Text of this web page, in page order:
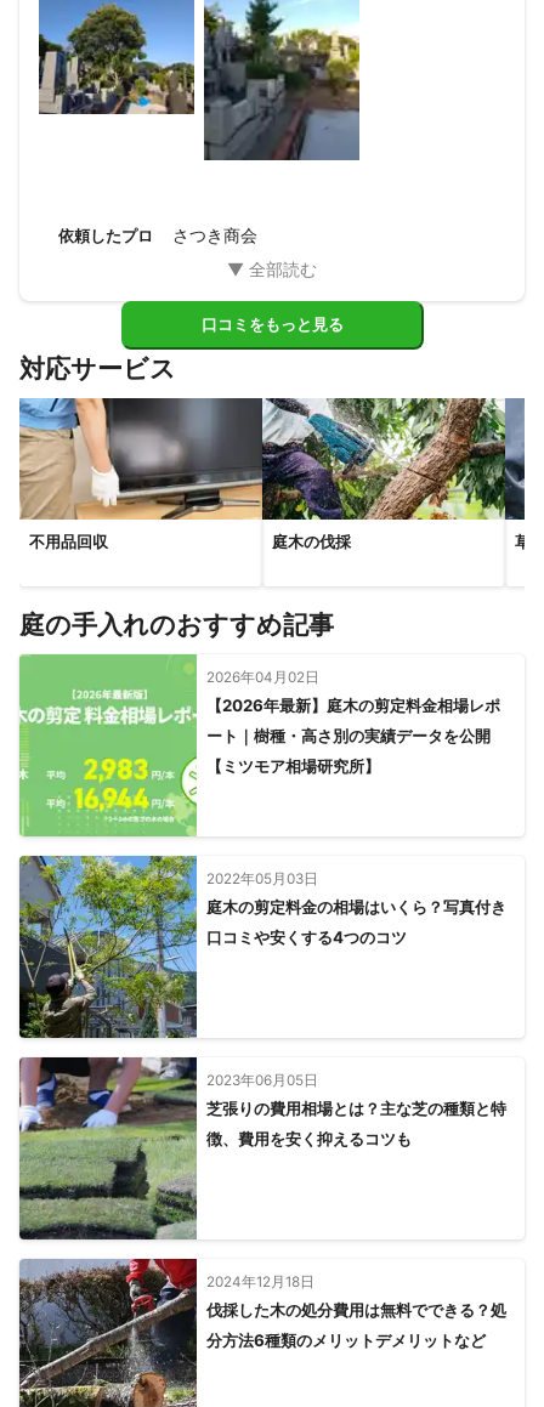
かりました。
思い立ってから僅か1日での作業完了には正直驚きました。
これからも利用したいと思います。
依頼したプロ さつき商会
口コミをもっと見る
対応サービス
不用品回収 庭木の伐採 草
庭の手入れのおすすめ記事
2026年04月02日
【2026年最新】庭木の剪定料金相場レポ
ート｜樹種・高さ別の実績データを公開
【ミツモア相場研究所】
2022年05月03日
庭木の剪定料金の相場はいくら？写真付き
口コミや安くする4つのコツ
2023年06月05日
芝張りの費用相場とは？主な芝の種類と特
徴、費用を安く抑えるコツも
2024年12月18日
伐採した木の処分費用は無料でできる？処
分方法6種類のメリットデメリットなど